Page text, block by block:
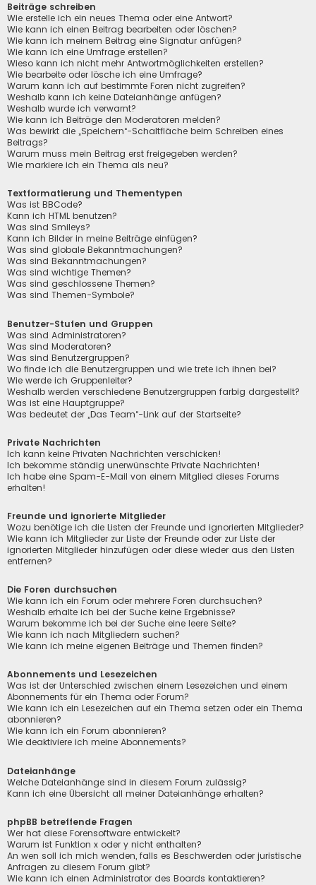
Beiträge schreiben
Wie erstelle ich ein neues Thema oder eine Antwort?
Wie kann ich einen Beitrag bearbeiten oder löschen?
Wie kann ich meinem Beitrag eine Signatur anfügen?
Wie kann ich eine Umfrage erstellen?
Wieso kann ich nicht mehr Antwortmöglichkeiten erstellen?
Wie bearbeite oder lösche ich eine Umfrage?
Warum kann ich auf bestimmte Foren nicht zugreifen?
Weshalb kann ich keine Dateianhänge anfügen?
Weshalb wurde ich verwarnt?
Wie kann ich Beiträge den Moderatoren melden?
Was bewirkt die „Speichern“-Schaltfläche beim Schreiben eines
Beitrags?
Warum muss mein Beitrag erst freigegeben werden?
Wie markiere ich ein Thema als neu?
Textformatierung und Thementypen
Was ist BBCode?
Kann ich HTML benutzen?
Was sind Smileys?
Kann ich Bilder in meine Beiträge einfügen?
Was sind globale Bekanntmachungen?
Was sind Bekanntmachungen?
Was sind wichtige Themen?
Was sind geschlossene Themen?
Was sind Themen-Symbole?
Benutzer-Stufen und Gruppen
Was sind Administratoren?
Was sind Moderatoren?
Was sind Benutzergruppen?
Wo finde ich die Benutzergruppen und wie trete ich ihnen bei?
Wie werde ich Gruppenleiter?
Weshalb werden verschiedene Benutzergruppen farbig dargestellt?
Was ist eine Hauptgruppe?
Was bedeutet der „Das Team“-Link auf der Startseite?
Private Nachrichten
Ich kann keine Privaten Nachrichten verschicken!
Ich bekomme ständig unerwünschte Private Nachrichten!
Ich habe eine Spam-E-Mail von einem Mitglied dieses Forums
erhalten!
Freunde und ignorierte Mitglieder
Wozu benötige ich die Listen der Freunde und ignorierten Mitglieder?
Wie kann ich Mitglieder zur Liste der Freunde oder zur Liste der
ignorierten Mitglieder hinzufügen oder diese wieder aus den Listen
entfernen?
Die Foren durchsuchen
Wie kann ich ein Forum oder mehrere Foren durchsuchen?
Weshalb erhalte ich bei der Suche keine Ergebnisse?
Warum bekomme ich bei der Suche eine leere Seite?
Wie kann ich nach Mitgliedern suchen?
Wie kann ich meine eigenen Beiträge und Themen finden?
Abonnements und Lesezeichen
Was ist der Unterschied zwischen einem Lesezeichen und einem
Abonnements für ein Thema oder Forum?
Wie kann ich ein Lesezeichen auf ein Thema setzen oder ein Thema
abonnieren?
Wie kann ich ein Forum abonnieren?
Wie deaktiviere ich meine Abonnements?
Dateianhänge
Welche Dateianhänge sind in diesem Forum zulässig?
Kann ich eine Übersicht all meiner Dateianhänge erhalten?
phpBB betreffende Fragen
Wer hat diese Forensoftware entwickelt?
Warum ist Funktion x oder y nicht enthalten?
An wen soll ich mich wenden, falls es Beschwerden oder juristische
Anfragen zu diesem Forum gibt?
Wie kann ich einen Administrator des Boards kontaktieren?